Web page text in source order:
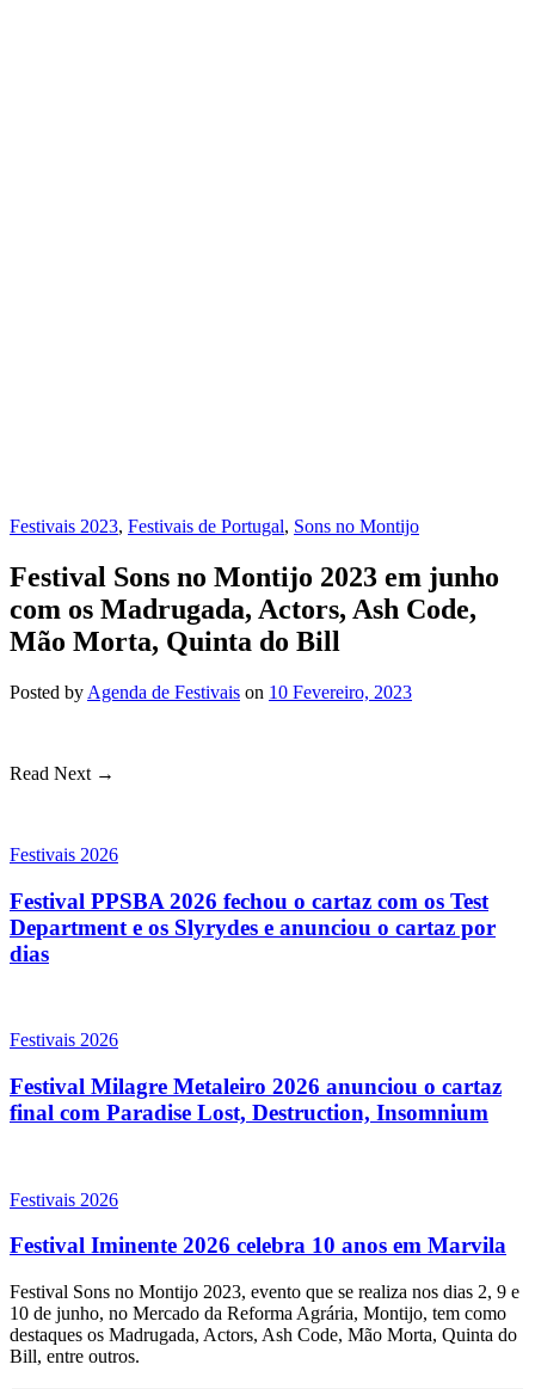
Festivais 2023, Festivais de Portugal, Sons no Montijo
Festival Sons no Montijo 2023 em junho
com os Madrugada, Actors, Ash Code,
Mão Morta, Quinta do Bill
Posted by Agenda de Festivais on 10 Fevereiro, 2023
Read Next →
Festivais 2026
Festival PPSBA 2026 fechou o cartaz com os Test
Department e os Slyrydes e anunciou o cartaz por
dias
Festivais 2026
Festival Milagre Metaleiro 2026 anunciou o cartaz
final com Paradise Lost, Destruction, Insomnium
Festivais 2026
Festival Iminente 2026 celebra 10 anos em Marvila
Festival Sons no Montijo 2023, evento que se realiza nos dias 2, 9 e
10 de junho, no Mercado da Reforma Agrária, Montijo, tem como
destaques os Madrugada, Actors, Ash Code, Mão Morta, Quinta do
Bill, entre outros.